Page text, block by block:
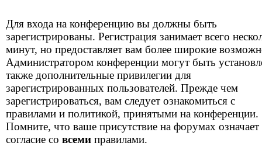
Для входа на конференцию вы должны быть
зарегистрированы. Регистрация занимает всего
минут, но предоставляет вам более широкие
Администратором конференции могут быть
также дополнительные привилегии для
зарегистрированных пользователей. Прежде чем
зарегистрироваться, вам следует ознакомиться с
правилами и политикой, принятыми на конференции.
Помните, что ваше присутствие на форумах означает
согласие со всеми правилами.